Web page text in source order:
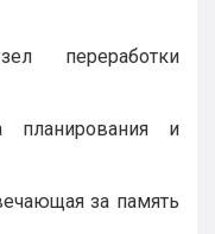
переработки
планирования и
за память